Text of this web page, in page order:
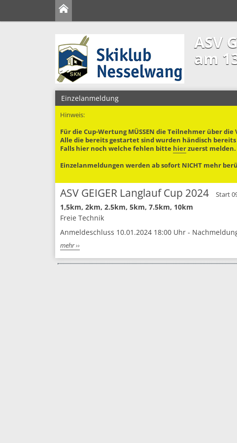
ASV
am
Einzelanmeldung
Hinweis:
Für die Cup-Wertung MÜSSEN die Teilnehmer über
Alle die bereits gestartet sind wurden händisch
Falls hier noch welche fehlen bitte hierzuerst melden.
Einzelanmeldungen werden ab sofort NICHT mehr
ASV GEIGER Langlauf Cup 2024 Start
1,5km, 2km, 2.5km, 5km, 7.5km, 10km
Freie Technik
Anmeldeschluss 10.01.2024 18:00 Uhr -
mehr ››